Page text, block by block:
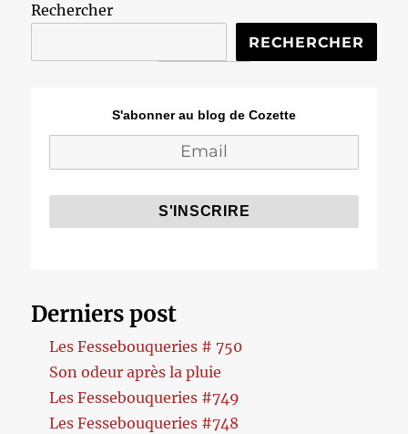
Rechercher
RECHERCHER
S'abonner au blog de Cozette
Derniers post
Les Fessebouqueries # 750
Son odeur après la pluie
Les Fessebouqueries #749
Les Fessebouqueries #748